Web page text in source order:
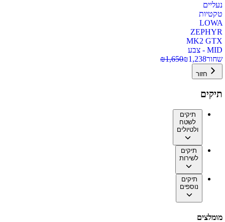
נעליים
טקטיות
LOWA
ZEPHYR
MK2 GTX
MID - צבע
שחור
₪1,238
₪1,650
חזור
תיקים
תיקים
לשטח
ולטיולים
תיקים
לשירות
תיקים
נוספים
מומלצים